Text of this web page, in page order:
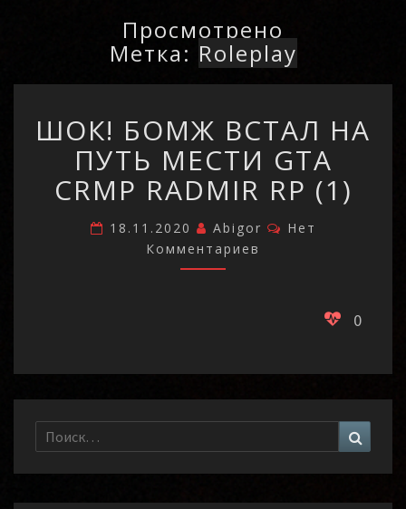
Просмотрено
Метка: Roleplay
БОМЖ
ВСТАЛ
НА
ПУТЬ
МЕСТИ
CRMP
RADMIR
RP
ШОК! БОМЖ ВСТАЛ НА
ПУТЬ МЕСТИ GTA
CRMP RADMIR RP (1)
18.11.2020 Abigor Комментарии
Нет
Комментариев
0
Найти: